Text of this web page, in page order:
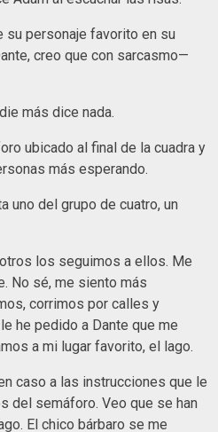
su personaje favorito en su
creo que con sarcasmo—
más dice nada.
ubicado al final de la cuadra y
más esperando.
uno del grupo de cuatro, un
los seguimos a ellos. Me
No sé, me siento más
corrimos por calles y
he pedido a Dante que me
a mi lugar favorito, el lago.
caso a las instrucciones que le
del semáforo. Veo que se han
El chico bárbaro se me